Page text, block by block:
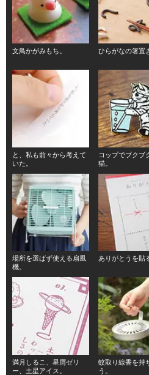
文鳥かがみもち。 ひらがなの箸置
と、私も前々から考えて
いた。
コップでブクブ
猫。
場所を選ばず使える扇風
機。
ありがとうを貼
満月しるこ、星屑ゼリ
ー、土星アイス。
蚊取り線香を持
う。